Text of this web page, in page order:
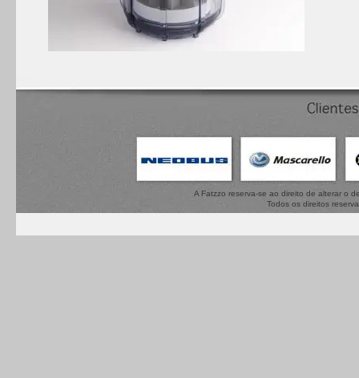
A Fatzzo reserva-se ao direito de alterar o
Todos os direitos